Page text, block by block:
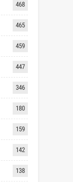
468
465
459
447
346
180
159
142
138